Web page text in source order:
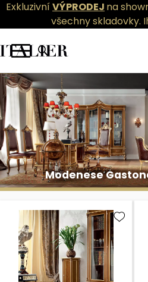
ExkluzivníVÝPRODEJ na
všechny skladovky.
Modenese Gastone -
Modenese